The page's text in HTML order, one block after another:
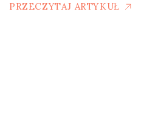
PRZECZYTAJ ARTYKUŁ